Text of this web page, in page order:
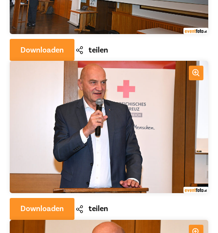
Downloaden teilen
Downloaden teilen